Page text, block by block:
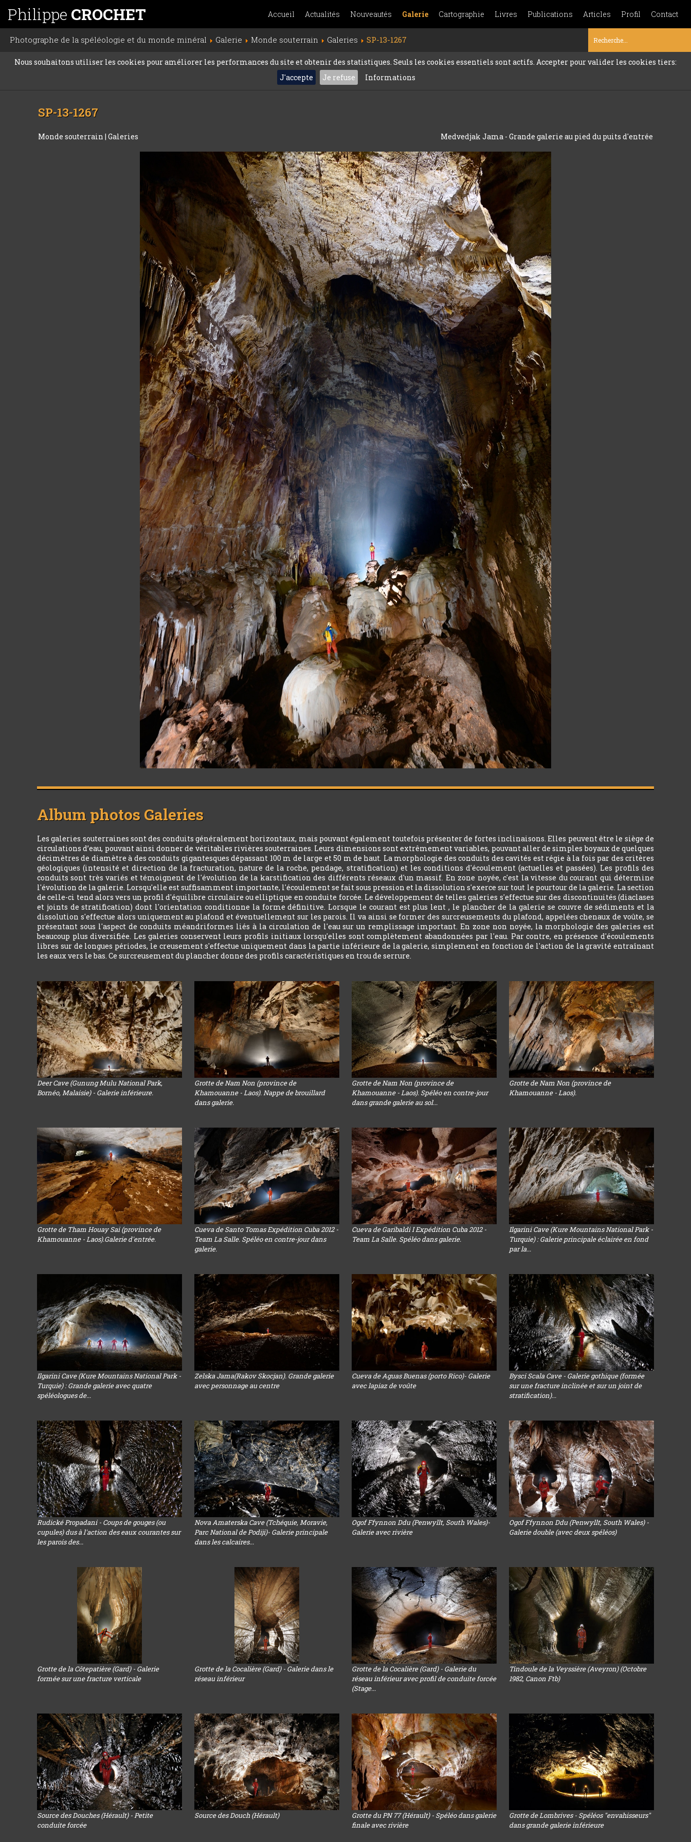
Philippe CROCHET Accueil Actualités Nouveautés Galerie Cartographie Livres Publications Articles Profil Contact
Photographe de la spéléologie et du monde minéral Galerie Monde souterrain Galeries SP-13-1267
Nous souhaitons utiliser les cookies pour améliorer les performances du site et obtenir des statistiques. Seuls les cookies essentiels sont actifs. Accepter pour valider les cookies tiers:
J'accepte
Je refuse Informations
SP-13-1267
Monde souterrain|Galeries Medvedjak Jama - Grande galerie au pied du puits d'entrée
Album photos Galeries
Les galeries souterraines sont des conduits généralement horizontaux, mais pouvant également toutefois présenter de fortes inclinaisons. Elles peuvent être le siège de
circulations d’eau, pouvant ainsi donner de véritables rivières souterraines. Leurs dimensions sont extrêmement variables, pouvant aller de simples boyaux de quelques
décimètres de diamètre à des conduits gigantesques dépassant 100 m de large et 50 m de haut. La morphologie des conduits des cavités est régie à la fois par des critères
géologiques (intensité et direction de la fracturation, nature de la roche, pendage, stratification) et les conditions d'écoulement (actuelles et passées). Les profils des
conduits sont très variés et témoignent de l'évolution de la karstification des différents réseaux d'un massif. En zone noyée, c'est la vitesse du courant qui détermine
l'évolution de la galerie. Lorsqu'elle est suffisamment importante, l'écoulement se fait sous pression et la dissolution s'exerce sur tout le pourtour de la galerie. La section
de celle-ci tend alors vers un profil d'équilibre circulaire ou elliptique en conduite forcée. Le développement de telles galeries s'effectue sur des discontinuités (diaclases
et joints de stratification) dont l'orientation conditionne la forme définitive. Lorsque le courant est plus lent , le plancher de la galerie se couvre de sédiments et la
dissolution s'effectue alors uniquement au plafond et éventuellement sur les parois. Il va ainsi se former des surcreusements du plafond, appelées chenaux de voûte, se
présentant sous l'aspect de conduits méandriformes liés à la circulation de l'eau sur un remplissage important. En zone non noyée, la morphologie des galeries est
beaucoup plus diversifiée. Les galeries conservent leurs profils initiaux lorsqu'elles sont complètement abandonnées par l'eau. Par contre, en présence d'écoulements
libres sur de longues périodes, le creusement s'effectue uniquement dans la partie inférieure de la galerie, simplement en fonction de l'action de la gravité entraînant
les eaux vers le bas. Ce surcreusement du plancher donne des profils caractéristiques en trou de serrure.
Deer Cave (Gunung Mulu National Park,
Bornéo, Malaisie) - Galerie inférieure.
Grotte de Nam Non (province de
Khamouanne - Laos). Nappe de brouillard
dans galerie.
Grotte de Nam Non (province de
Khamouanne - Laos). Spéléo en contre-jour
dans grande galerie au sol...
Grotte de Nam Non (province de
Khamouanne - Laos).
Grotte de Tham Houay Sai (province de
Khamouanne - Laos).Galerie d'entrée.
Cueva de Santo Tomas Expédition Cuba 2012 -
Team La Salle. Spéléo en contre-jour dans
galerie.
Cueva de Garibaldi I Expédition Cuba 2012 -
Team La Salle. Spéléo dans galerie.
Ilgarini Cave (Kure Mountains National Park -
Turquie) : Galerie principale éclairée en fond
par la...
Ilgarini Cave (Kure Mountains National Park -
Turquie) : Grande galerie avec quatre
spéléologues de...
Zelska Jama(Rakov Skocjan). Grande galerie
avec personnage au centre
Cueva de Aguas Buenas (porto Rico)- Galerie
avec lapiaz de voûte
Bysci Scala Cave - Galerie gothique (formée
sur une fracture inclinée et sur un joint de
stratification)...
Rudické Propadani - Coups de gouges (ou
cupules) dus à l'action des eaux courantes sur
les parois des...
Nova Amaterska Cave (Tchéquie, Moravie,
Parc National de Podiji)- Galerie principale
dans les calcaires...
Ogof Ffynnon Ddu (Penwyllt, South Wales)-
Galerie avec rivière
Ogof Ffynnon Ddu (Penwyllt, South Wales) -
Galerie double (avec deux spéléos)
Grotte de la Côtepatière (Gard) - Galerie
formée sur une fracture verticale
Grotte de la Cocalière (Gard) - Galerie dans le
réseau inférieur
Grotte de la Cocalière (Gard) - Galerie du
réseau inférieur avec profil de conduite forcée
(Stage...
Tindoule de la Veyssière (Aveyron) (Octobre
1982, Canon Ftb)
Source des Douches (Hérault) - Petite
conduite forcée
Source des Douch (Hérault)
Grotte du PN 77 (Hérault) - Spéléo dans galerie
finale avec rivière
Grotte de Lombrives - Spéléos "envahisseurs"
dans grande galerie inférieure